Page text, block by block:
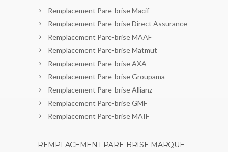
Remplacement Pare-brise Macif
Remplacement Pare-brise Direct Assurance
Remplacement Pare-brise MAAF
Remplacement Pare-brise Matmut
Remplacement Pare-brise AXA
Remplacement Pare-brise Groupama
Remplacement Pare-brise Allianz
Remplacement Pare-brise GMF
Remplacement Pare-brise MAIF
REMPLACEMENT PARE-BRISE MARQUE